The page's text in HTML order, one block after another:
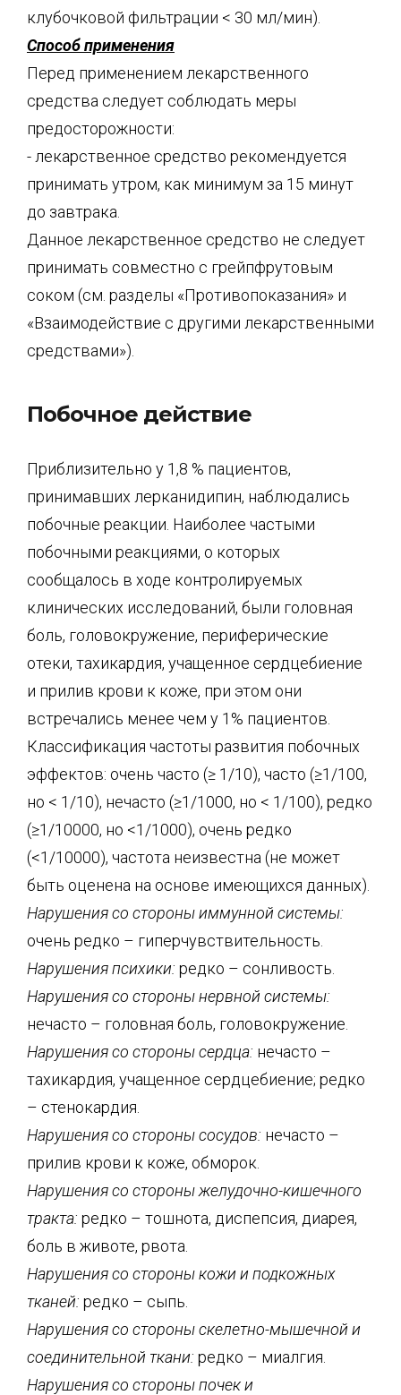
клубочковой фильтрации < 30 мл/мин).
Способ применения
Перед применением лекарственного
средства следует соблюдать меры
предосторожности:
- лекарственное средство рекомендуется
принимать утром, как минимум за 15 минут
до завтрака.
Данное лекарственное средство не следует
принимать совместно с грейпфрутовым
соком (см. разделы «Противопоказания» и
«Взаимодействие с другими лекарственными
средствами»).
Побочное действие
Приблизительно у 1,8 % пациентов,
принимавших лерканидипин, наблюдались
побочные реакции. Наиболее частыми
побочными реакциями, о которых
сообщалось в ходе контролируемых
клинических исследований, были головная
боль, головокружение, периферические
отеки, тахикардия, учащенное сердцебиение
и прилив крови к коже, при этом они
встречались менее чем у 1% пациентов.
Классификация частоты развития побочных
эффектов: очень часто (≥ 1/10), часто (≥1/100,
но < 1/10), нечасто (≥1/1000, но < 1/100), редко
(≥1/10000, но <1/1000), очень редко
(<1/10000), частота неизвестна (не может
быть оценена на основе имеющихся данных).
Нарушения со стороны иммунной системы:
очень редко – гиперчувствительность.
Нарушения психики: редко – сонливость.
Нарушения со стороны нервной системы:
нечасто – головная боль, головокружение.
Нарушения со стороны сердца: нечасто –
тахикардия, учащенное сердцебиение; редко
– стенокардия.
Нарушения со стороны сосудов: нечасто –
прилив крови к коже, обморок.
Нарушения со стороны желудочно-кишечного
тракта: редко – тошнота, диспепсия, диарея,
боль в животе, рвота.
Нарушения со стороны кожи и подкожных
тканей: редко – сыпь.
Нарушения со стороны скелетно-мышечной и
соединительной ткани: редко – миалгия.
Нарушения со стороны почек и